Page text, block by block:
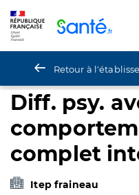
Retour à
Diff. psy.
complet
Itep fraineau